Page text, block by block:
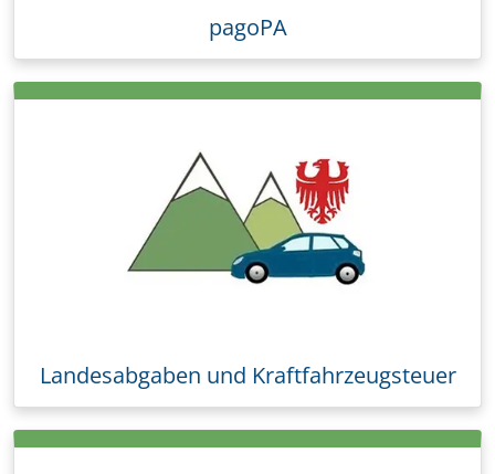
pagoPA
Landesabgaben und Kraftfahrzeugsteuer